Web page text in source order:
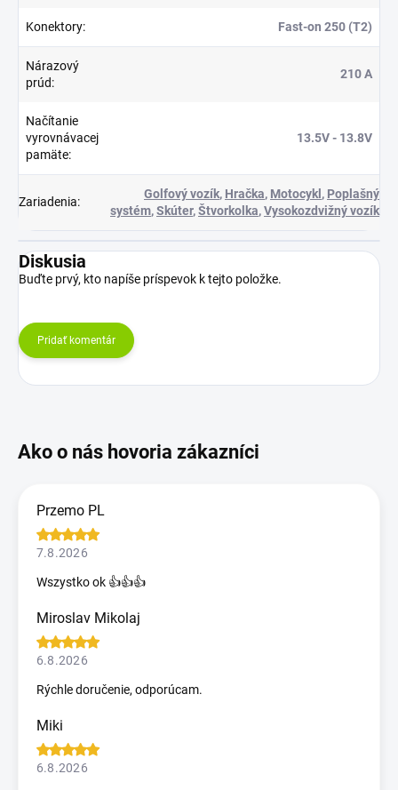
Konektory: Fast-on 250 (T2)
Nárazový
prúd:
210 A
Načítanie
vyrovnávacej
pamäte:
13.5V - 13.8V
Zariadenia:
Golfový vozík, Hračka, Motocykl , Poplašný
systém,Skúter,Štvorkolka,Vysokozdvižný vozík
Diskusia
Buďte prvý, kto napíše príspevok k tejto položke.
Pridať komentár
Przemo PL
7.8.2026
Wszystko ok 👍👍👍
Miroslav Mikolaj
6.8.2026
Rýchle doručenie, odporúcam.
Miki
6.8.2026